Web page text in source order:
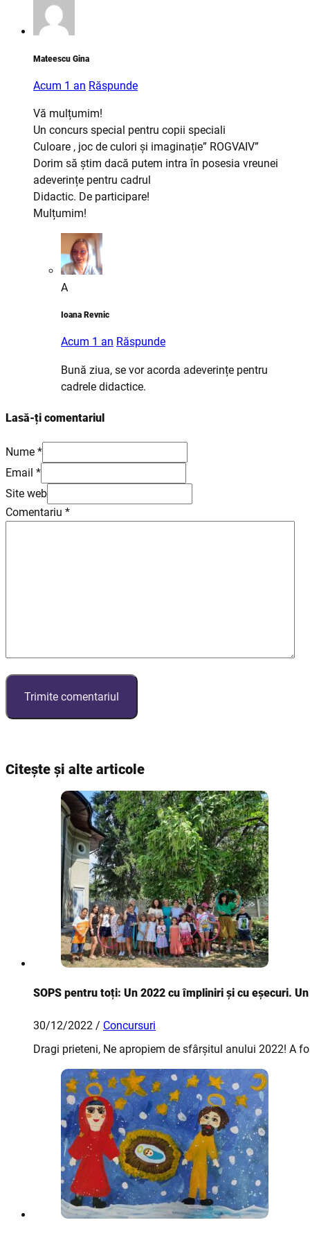
Mateescu Gina
Acum 1 an Răspunde
Vă mulțumim!
Un concurs special pentru copii speciali
Culoare , joc de culori și imaginație” ROGVAIV”
Dorim să știm dacă putem intra în posesia vreunei
adeverințe pentru cadrul
Didactic. De participare!
Mulțumim!
A
Ioana Revnic
Acum 1 an Răspunde
Bună ziua, se vor acorda adeverințe pentru
cadrele didactice.
Lasă-ți comentariul
Nume *
Email *
Site web
Comentariu *
Citește și alte articole
SOPS pentru toți: Un 2022 cu împliniri și cu eșecuri.
30/12/2022 / Concursuri
Dragi prieteni, Ne apropiem de sfârșitul anului 2022! A